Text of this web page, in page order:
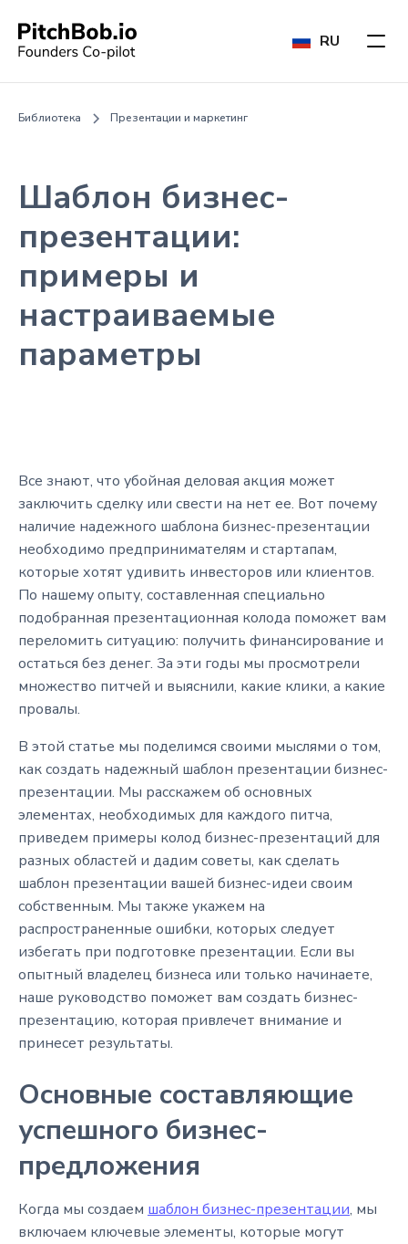
RU
Библиотека Презентации и маркетинг
Шаблон бизнес-
презентации:
примеры и
настраиваемые
параметры
Все знают, что убойная деловая акция может
заключить сделку или свести на нет ее. Вот почему
наличие надежного шаблона бизнес-презентации
необходимо предпринимателям и стартапам,
которые хотят удивить инвесторов или клиентов.
По нашему опыту, составленная специально
подобранная презентационная колода поможет вам
переломить ситуацию: получить финансирование и
остаться без денег. За эти годы мы просмотрели
множество питчей и выяснили, какие клики, а какие
провалы.
В этой статье мы поделимся своими мыслями о том,
как создать надежный шаблон презентации бизнес-
презентации. Мы расскажем об основных
элементах, необходимых для каждого питча,
приведем примеры колод бизнес-презентаций для
разных областей и дадим советы, как сделать
шаблон презентации вашей бизнес-идеи своим
собственным. Мы также укажем на
распространенные ошибки, которых следует
избегать при подготовке презентации. Если вы
опытный владелец бизнеса или только начинаете,
наше руководство поможет вам создать бизнес-
презентацию, которая привлечет внимание и
принесет результаты.
Основные составляющие
успешного бизнес-
предложения
Когда мы создаем шаблон бизнес-презентации, мы
включаем ключевые элементы, которые могут